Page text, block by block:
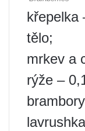
křepelka
tělo;
mrkev a
rýže –